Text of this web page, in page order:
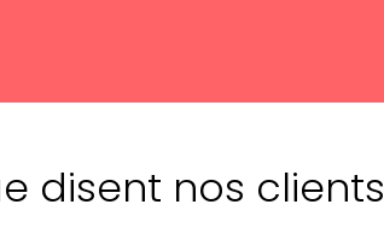
disent nos clients